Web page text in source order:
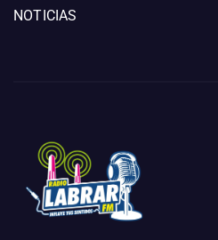
NOTICIAS